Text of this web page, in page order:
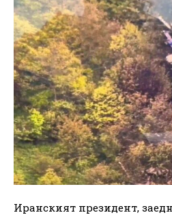
Иранският президент,